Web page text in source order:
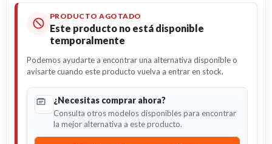
PRODUCTO AGOTADO
Este producto no está disponible
temporalmente
Podemos ayudarte a encontrar una alternativa disponible o
avisarte cuando este producto vuelva a entrar en stock.
¿Necesitas comprar ahora?
Consulta otros modelos disponibles para encontrar
la mejor alternativa a este producto.